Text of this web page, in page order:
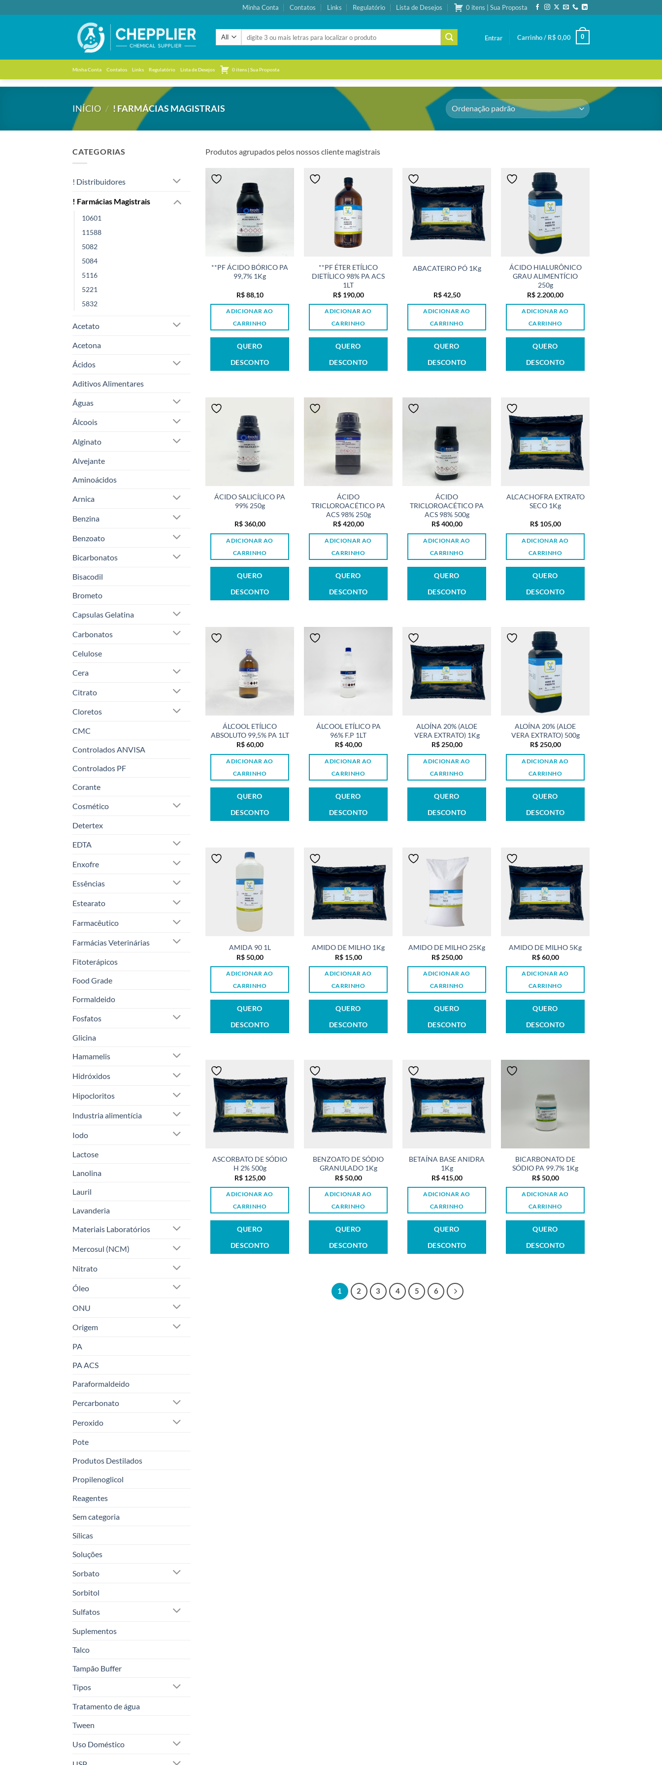
to
Minha Conta Contatos Links Regulatório Lista de Desejos 0 itens | Sua Proposta
por:
Entrar Carrinho / R$ 0,00 0
Minha Conta Contatos Links Regulatório Lista de Desejos 0 itens | Sua Proposta
INÍCIO / ! FARMÁCIAS MAGISTRAIS
CATEGORIAS
! Distribuidores
! Farmácias Magistrais
10601
11588
5082
5084
5116
5221
5832
Acetato
Acetona
Ácidos
Aditivos Alimentares
Águas
Álcoois
Alginato
Alvejante
Aminoácidos
Arnica
Benzina
Benzoato
Bicarbonatos
Bisacodil
Brometo
Capsulas Gelatina
Carbonatos
Celulose
Cera
Citrato
Cloretos
CMC
Controlados ANVISA
Controlados PF
Corante
Cosmético
Detertex
EDTA
Enxofre
Essências
Estearato
Farmacêutico
Farmácias Veterinárias
Fitoterápicos
Food Grade
Formaldeido
Fosfatos
Glicina
Hamamelis
Hidróxidos
Hipocloritos
Industria alimentícia
Iodo
Lactose
Lanolina
Lauril
Lavanderia
Materiais Laboratórios
Mercosul (NCM)
Nitrato
Óleo
ONU
Origem
PA
PA ACS
Paraformaldeido
Percarbonato
Peroxido
Pote
Produtos Destilados
Propilenoglicol
Reagentes
Sem categoria
Sílicas
Soluções
Sorbato
Sorbitol
Sulfatos
Suplementos
Talco
Tampão Buffer
Tipos
Tratamento de água
Tween
Uso Doméstico
Produtos agrupados pelos nossos cliente magistrais
**PF ÁCIDO BÓRICO PA
99,7% 1Kg
R$88,10
ADICIONAR AO
CARRINHO
QUERO
DESCONTO
**PF ÉTER ETÍLICO
DIETÍLICO 98% PA ACS
1LT
R$190,00
ADICIONAR AO
CARRINHO
QUERO
DESCONTO
ABACATEIRO PÓ 1Kg
R$42,50
ADICIONAR AO
CARRINHO
QUERO
DESCONTO
ÁCIDO HIALURÔNICO
GRAU ALIMENTÍCIO
250g
R$ 2.200,00
ADICIONAR AO
CARRINHO
QUERO
DESCONTO
ÁCIDO SALICÍLICO PA
99% 250g
R$360,00
ADICIONAR AO
CARRINHO
QUERO
DESCONTO
ÁCIDO
TRICLOROACÉTICO PA
ACS 98% 250g
R$420,00
ADICIONAR AO
CARRINHO
QUERO
DESCONTO
ÁCIDO
TRICLOROACÉTICO PA
ACS 98% 500g
R$400,00
ADICIONAR AO
CARRINHO
QUERO
DESCONTO
ALCACHOFRA EXTRATO
SECO 1Kg
R$105,00
ADICIONAR AO
CARRINHO
QUERO
DESCONTO
ÁLCOOL ETÍLICO
ABSOLUTO 99,5% PA 1LT
R$60,00
ADICIONAR AO
CARRINHO
QUERO
DESCONTO
ÁLCOOL ETÍLICO PA
96% F.P 1LT
R$40,00
ADICIONAR AO
CARRINHO
QUERO
DESCONTO
ALOÍNA 20% (ALOE
VERA EXTRATO) 1Kg
R$250,00
ADICIONAR AO
CARRINHO
QUERO
DESCONTO
ALOÍNA 20% (ALOE
VERA EXTRATO) 500g
R$250,00
ADICIONAR AO
CARRINHO
QUERO
DESCONTO
AMIDA 90 1L
R$50,00
ADICIONAR AO
CARRINHO
QUERO
DESCONTO
AMIDO DE MILHO 1Kg
R$15,00
ADICIONAR AO
CARRINHO
QUERO
DESCONTO
AMIDO DE MILHO 25Kg
R$250,00
ADICIONAR AO
CARRINHO
QUERO
DESCONTO
AMIDO DE MILHO 5Kg
R$60,00
ADICIONAR AO
CARRINHO
QUERO
DESCONTO
ASCORBATO DE SÓDIO
H 2% 500g
R$125,00
ADICIONAR AO
CARRINHO
QUERO
DESCONTO
BENZOATO DE SÓDIO
GRANULADO 1Kg
R$50,00
ADICIONAR AO
CARRINHO
QUERO
DESCONTO
BETAÍNA BASE ANIDRA
1Kg
R$415,00
ADICIONAR AO
CARRINHO
QUERO
DESCONTO
BICARBONATO DE
SÓDIO PA 99.7% 1Kg
R$50,00
ADICIONAR AO
CARRINHO
QUERO
DESCONTO
1 2 3 4 5 6